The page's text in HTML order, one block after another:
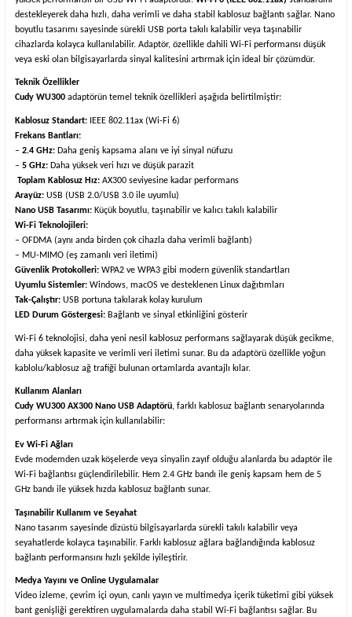
destekleyerek daha hızlı, daha verimli ve daha stabil kablosuz bağlantı sağlar. Nano
boyutlu tasarımı sayesinde sürekli USB porta takılı kalabilir veya taşınabilir
cihazlarda kolayca kullanılabilir. Adaptör, özellikle dahili Wi-Fi performansı düşük
veya eski olan bilgisayarlarda sinyal kalitesini artırmak için ideal bir çözümdür.
Teknik Özellikler
Cudy WU300 adaptörün temel teknik özellikleri aşağıda belirtilmiştir:
Kablosuz Standart: IEEE 802.11ax (Wi-Fi 6)
Frekans Bantları:
– 2.4 GHz: Daha geniş kapsama alanı ve iyi sinyal nüfuzu
– 5 GHz: Daha yüksek veri hızı ve düşük parazit
Toplam Kablosuz Hız: AX300 seviyesine kadar performans
Arayüz: USB (USB 2.0/USB 3.0 ile uyumlu)
Nano USB Tasarımı: Küçük boyutlu, taşınabilir ve kalıcı takılı kalabilir
Wi-Fi Teknolojileri:
– OFDMA (aynı anda birden çok cihazla daha verimli bağlantı)
– MU-MIMO (eş zamanlı veri iletimi)
Güvenlik Protokolleri: WPA2 ve WPA3 gibi modern güvenlik standartları
Uyumlu Sistemler: Windows, macOS ve desteklenen Linux dağıtımları
Tak-Çalıştır: USB portuna takılarak kolay kurulum
LED Durum Göstergesi: Bağlantı ve sinyal etkinliğini gösterir
Wi-Fi 6 teknolojisi, daha yeni nesil kablosuz performans sağlayarak düşük gecikme,
daha yüksek kapasite ve verimli veri iletimi sunar. Bu da adaptörü özellikle yoğun
kablolu/­kablosuz ağ trafiği bulunan ortamlarda avantajlı kılar.
Kullanım Alanları
Cudy WU300 AX300 Nano USB Adaptörü, farklı kablosuz bağlantı senaryolarında
performansı artırmak için kullanılabilir:
Ev Wi-Fi Ağları
Evde modemden uzak köşelerde veya sinyalin zayıf olduğu alanlarda bu adaptör ile
Wi-Fi bağlantısı güçlendirilebilir. Hem 2.4 GHz bandı ile geniş kapsam hem de 5
GHz bandı ile yüksek hızda kablosuz bağlantı sunar.
Taşınabilir Kullanım ve Seyahat
Nano tasarım sayesinde dizüstü bilgisayarlarda sürekli takılı kalabilir veya
seyahatlerde kolayca taşınabilir. Farklı kablosuz ağlara bağlandığında kablosuz
bağlantı performansını hızlı şekilde iyileştirir.
Medya Yayını ve Online Uygulamalar
Video izleme, çevrim içi oyun, canlı yayın ve multimedya içerik tüketimi gibi yüksek
bant genişliği gerektiren uygulamalarda daha stabil Wi-Fi bağlantısı sağlar. Bu